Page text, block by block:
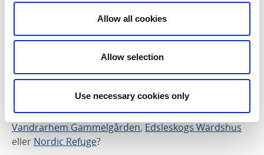
Allow all cookies
Allow selection
Use necessary cookies only
Du kan bo centralt påFirst Hotel Bengtsfors
lantlig kulturmiljö påVilla Weidling B&B,STF
Vandrarhem Gammelgården, Edsleskogs Wärdshus
eller Nordic Refuge?